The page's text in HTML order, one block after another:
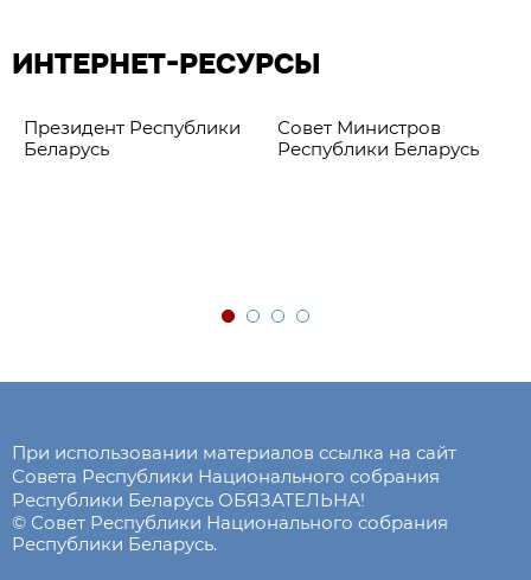
ИНТЕРНЕТ-РЕСУРСЫ
Президент Республики
Беларусь
Совет Министров
Республики Беларусь
При использовании материалов ссылка на сайт
Совета Республики Национального собрания
Республики Беларусь ОБЯЗАТЕЛЬНА!
© Совет Республики Национального собрания
Республики Беларусь.